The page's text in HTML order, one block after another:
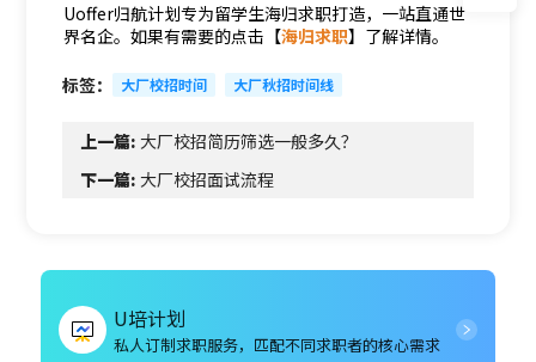
Uoffer归航计划专为留学生海归求职打造，一站直通世
界名企。如果有需要的点击【海归求职】了解详情。
标签： 大厂校招时间 大厂秋招时间线
上一篇:大厂校招简历筛选一般多久？
下一篇:大厂校招面试流程
U培计划
私人订制求职服务，匹配不同求职者的核心需求